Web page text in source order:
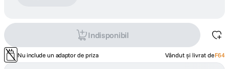
Indisponibil
Nu include un adaptor de priza Vândut și livrat deF64